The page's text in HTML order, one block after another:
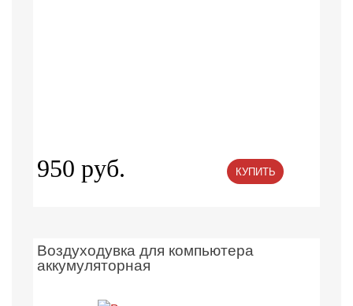
950 руб. КУПИТЬ
Воздуходувка для компьютера
аккумуляторная